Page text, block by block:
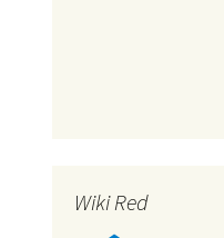
Wiki Red